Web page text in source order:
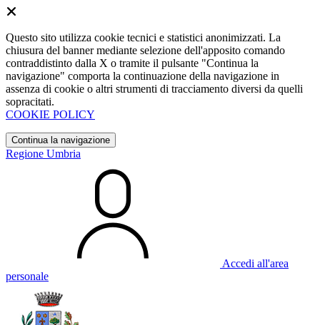
Questo sito utilizza cookie tecnici e statistici anonimizzati. La
chiusura del banner mediante selezione dell'apposito comando
contraddistinto dalla X o tramite il pulsante "Continua la
navigazione" comporta la continuazione della navigazione in
assenza di cookie o altri strumenti di tracciamento diversi da quelli
sopracitati.
COOKIE POLICY
Continua la navigazione
Regione Umbria
Accedi all'area
personale